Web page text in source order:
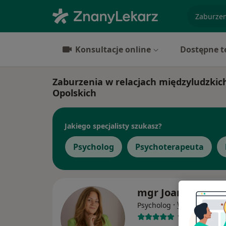
Konsultacje online Dostępne
Zaburzenia w relacjach
Opolskich
Jakiego specjalisty szukasz?
Psycholog Psychoterapeuta
mgr Joanna
Psycholog · Więcej
10 opinii